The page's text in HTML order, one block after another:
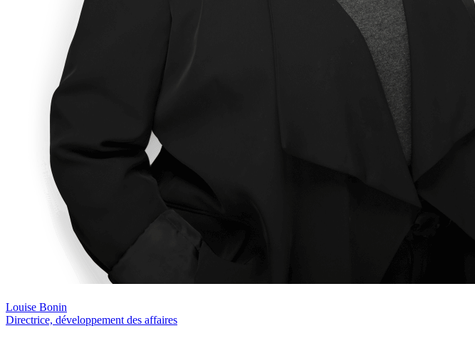
Louise Bonin
Directrice, développement des affaires